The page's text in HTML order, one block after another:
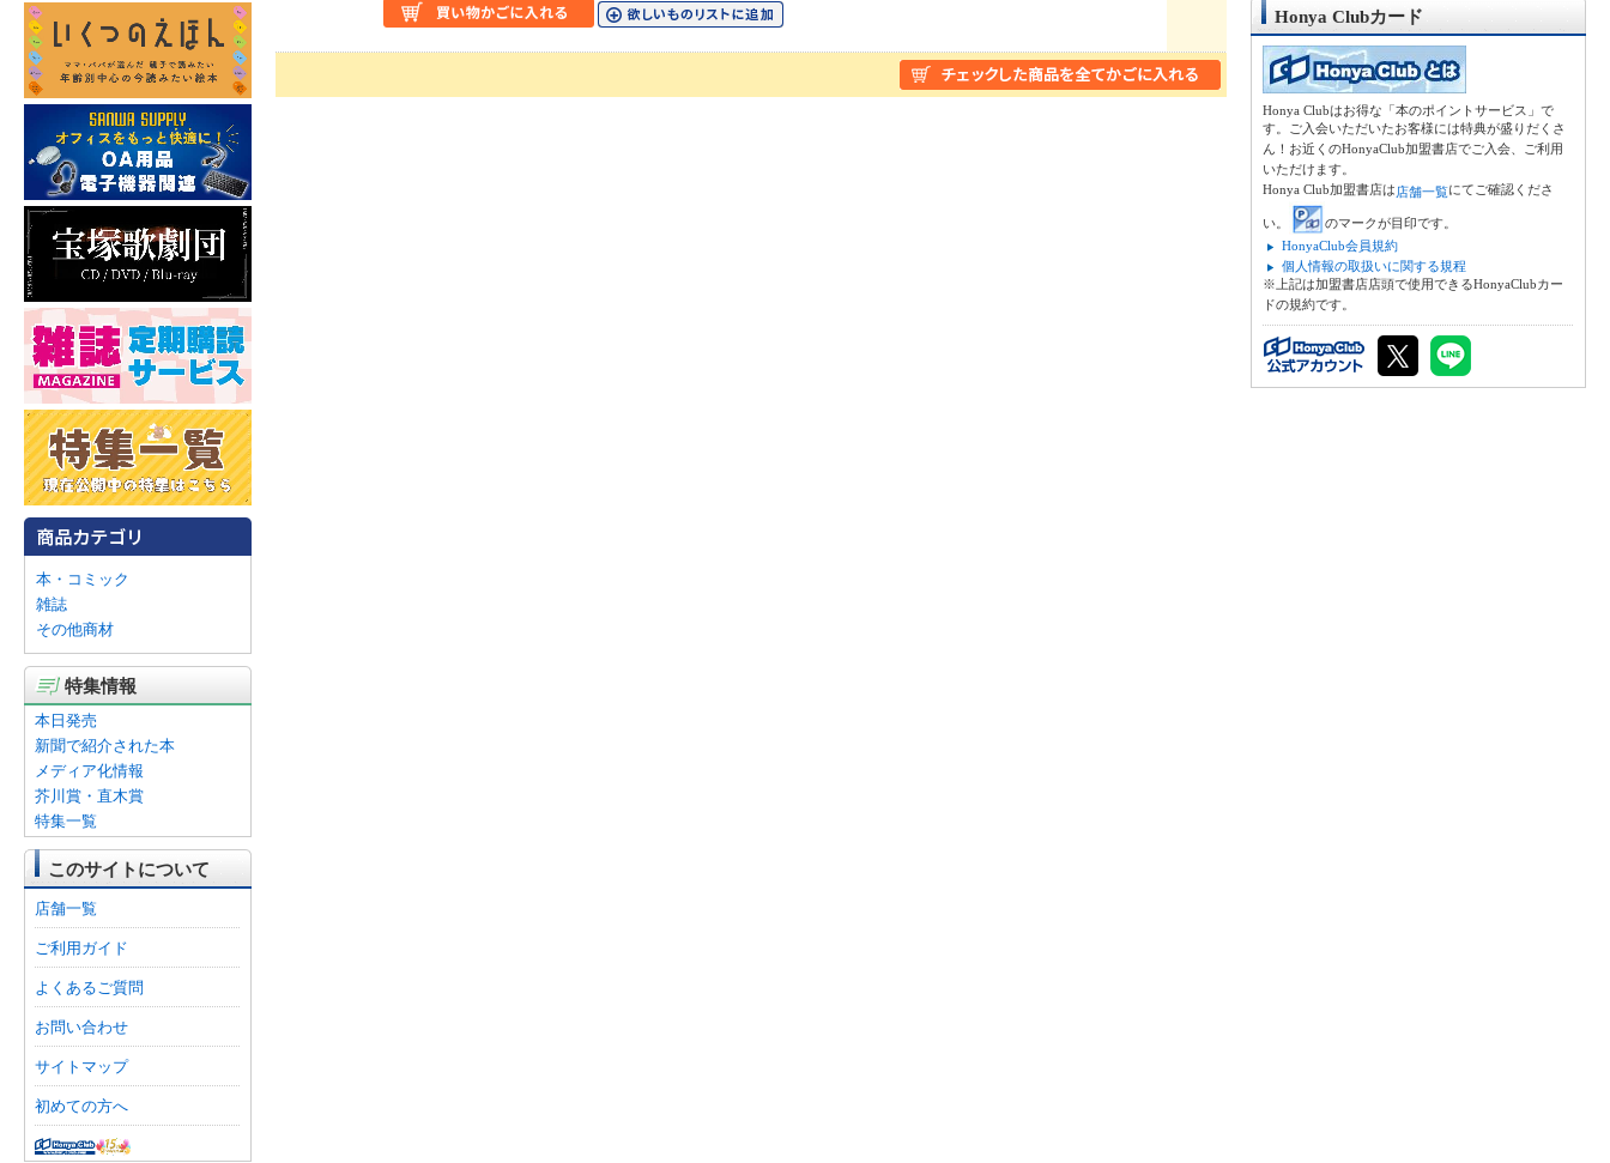
本・コミック
雑誌
その他商材
特集情報
本日発売
新聞で紹介された本
メディア化情報
芥川賞・直木賞
特集一覧
このサイトについて
店舗一覧
ご利用ガイド
よくあるご質問
お問い合わせ
サイトマップ
初めての方へ
Honya Clubカード
Honya Clubはお得な「本のポイントサービス」で
す。ご入会いただいたお客様には特典が盛りだくさ
ん！お近くのHonyaClub加盟書店でご入会、ご利用
いただけます。
Honya Club加盟書店は店舗一覧にてご確認くださ
い。
のマークが目印です。
HonyaClub会員規約
個人情報の取扱いに関する規程
※上記は加盟書店店頭で使用できるHonyaClubカー
ドの規約です。